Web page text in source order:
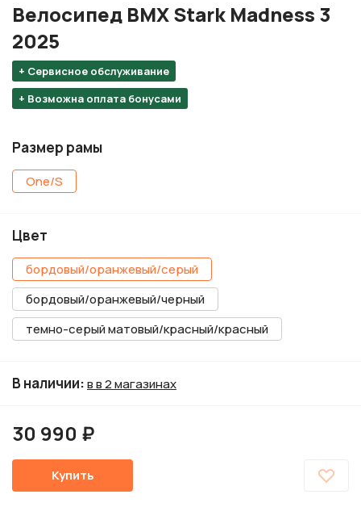
+ Сервисное обслуживание
+ Возможна оплата бонусами
Велосипед BMX Stark Madness 3
2025
Размер рамы
One/S
Цвет
бордовый/оранжевый/серый
бордовый/оранжевый/черный
темно-серый матовый/красный/красный
В наличии:в в 2 магазинах
30 990 ₽
Купить